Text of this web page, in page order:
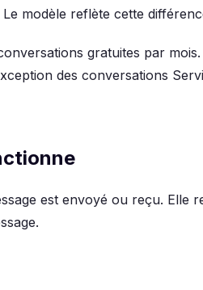
modèle reflète cette
gratuites par mois.
des conversations
est envoyé ou reçu. Elle